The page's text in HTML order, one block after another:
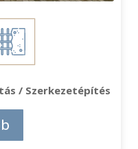
/ Szerkezetépítés